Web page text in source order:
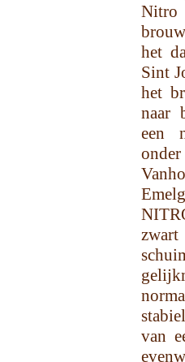
het
Sint
het
naar
een
van